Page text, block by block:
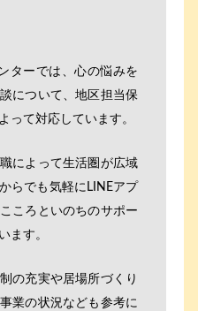
ターでは、心の悩みを
について、地区担当保
って対応しています。
によって生活圏が広域
らでも気軽にLINEアプ
ころといのちのサポー
ます。
の充実や居場所づくり
業の状況なども参考に